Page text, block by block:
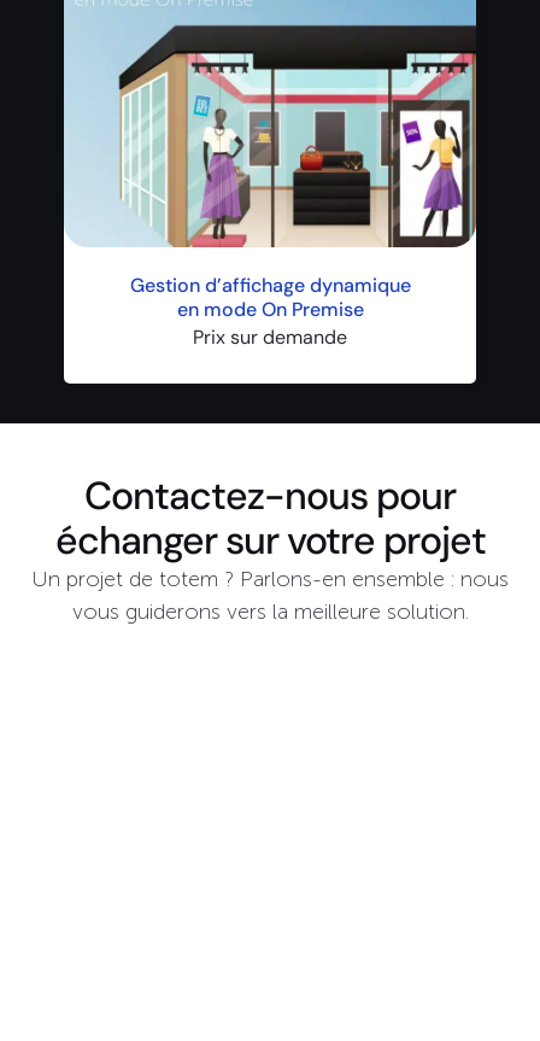
Gestion d’affichage dynamique
en mode On Premise
Prix sur demande
Contactez-nous pour
échanger sur votre projet
Un projet de totem ? Parlons-en ensemble : nous
vous guiderons vers la meilleure solution.